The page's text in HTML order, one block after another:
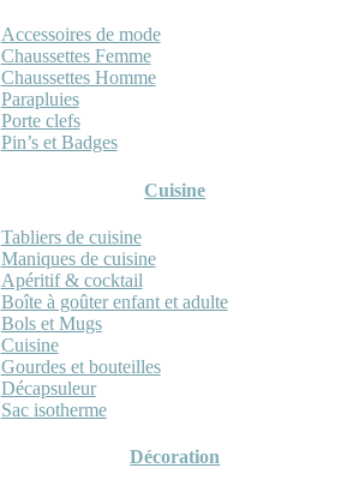
Accessoires de mode
Chaussettes Femme
Chaussettes Homme
Parapluies
Porte clefs
Pin’s et Badges
Cuisine
Tabliers de cuisine
Maniques de cuisine
Apéritif & cocktail
Boîte à goûter enfant et adulte
Bols et Mugs
Cuisine
Gourdes et bouteilles
Décapsuleur
Sac isotherme
Décoration